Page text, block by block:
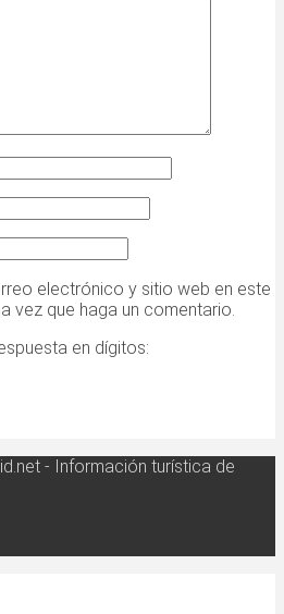
electrónico y sitio web en este
vez que haga un comentario.
en dígitos:
- Información turística de